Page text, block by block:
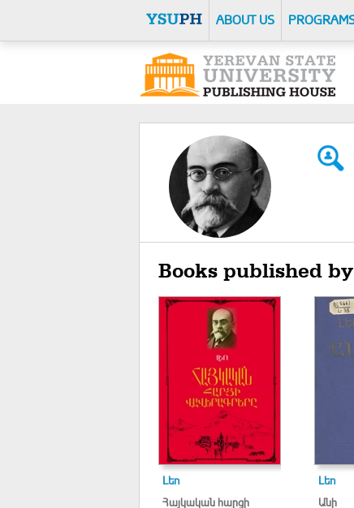
ABOUT US
Books published
Լեո
Հայկական հարցի
Լեո
Անի